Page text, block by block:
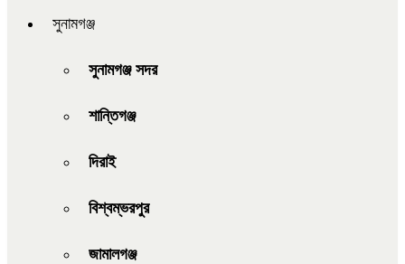
সুনামগঞ্জ
সুনামগঞ্জ সদর
শান্তিগঞ্জ
দিরাই
বিশ্বম্ভরপুর
জামালগঞ্জ